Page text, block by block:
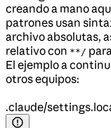
creando a mano
patrones usan
archivo absolutas,
relativo con **/
El ejemplo a
otros equipos:
.claude/